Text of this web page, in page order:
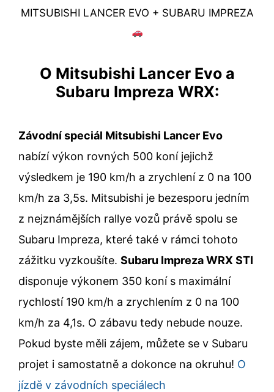
MITSUBISHI LANCER EVO + SUBARU IMPREZA
O Mitsubishi Lancer Evo a
Subaru Impreza WRX:
Závodní speciál Mitsubishi Lancer Evo
nabízí výkon rovných 500 koní jejichž
výsledkem je 190 km/h a zrychlení z 0 na 100
km/h za 3,5s. Mitsubishi je bezesporu jedním
z nejznámějších rallye vozů právě spolu se
Subaru Impreza, které také v rámci tohoto
zážitku vyzkoušíte. Subaru Impreza WRX STI
disponuje výkonem 350 koní s maximální
rychlostí 190 km/h a zrychlením z 0 na 100
km/h za 4,1s. O zábavu tedy nebude nouze.
Pokud byste měli zájem, můžete se v Subaru
projet i samostatně a dokonce na okruhu! O
jízdě v závodních speciálech